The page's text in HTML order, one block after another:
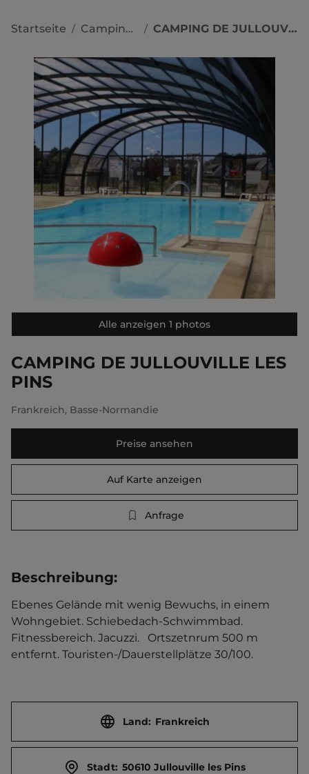
Startseite / Campingplätze / CAMPING DE JULLOUVILLE LES PINS
Alle anzeigen 1 photos
CAMPING DE JULLOUVILLE LES
PINS
Frankreich, Basse-Normandie
Preise ansehen
Auf Karte anzeigen
Anfrage
Beschreibung:
Ebenes Gelände mit wenig Bewuchs, in einem
Wohngebiet. Schiebedach-Schwimmbad.
Fitnessbereich. Jacuzzi.   Ortszetnrum 500 m
entfernt. Touristen-/Dauerstellplätze 30/100.
Land: Frankreich
Stadt: 50610 Jullouville les Pins